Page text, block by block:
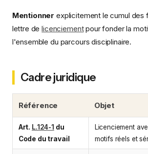
Mentionner explicitement le cumul des
lettre delicenciementpour fonder la
l'ensemble du parcours disciplinaire.
Cadre juridique
Référence Objet
Art. L.124-1 du
Code du travail
Licenciement
motifs réels et